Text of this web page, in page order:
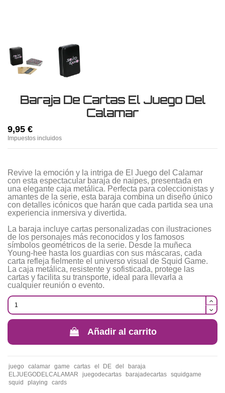
Baraja De Cartas El Juego Del
Calamar
9,95 €
Impuestos incluidos
Revive la emoción y la intriga de El Juego del Calamar
con esta espectacular baraja de naipes, presentada en
una elegante caja metálica. Perfecta para coleccionistas y
amantes de la serie, esta baraja combina un diseño único
con detalles icónicos que harán que cada partida sea una
experiencia inmersiva y divertida.
La baraja incluye cartas personalizadas con ilustraciones
de los personajes más reconocidos y los famosos
símbolos geométricos de la serie. Desde la muñeca
Young-hee hasta los guardias con sus máscaras, cada
carta refleja fielmente el universo visual de Squid Game.
La caja metálica, resistente y sofisticada, protege las
cartas y facilita su transporte, ideal para llevarla a
cualquier reunión o evento.
Añadir al carrito
juego calamar game cartas el DE del
baraja
ELJUEGODELCALAMAR
juegodecartas barajadecartas squidgame
squid
playing cards